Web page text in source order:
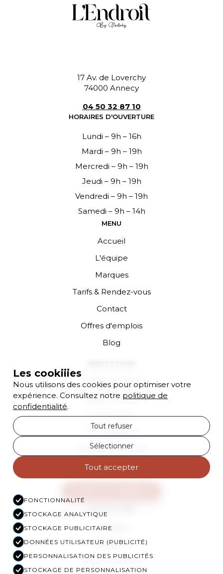
Les cookiiies
Nous utilisons des cookies pour optimiser votre
expérience. Consultez notre politique de
confidentialité.
Tout refuser
Sélectionner
Tout accepter
FONCTIONNALITÉ
STOCKAGE ANALYTIQUE
STOCKAGE PUBLICITAIRE
DONNÉES UTILISATEUR (PUBLICITÉ)
PERSONNALISATION DES PUBLICITÉS
STOCKAGE DE PERSONNALISATION
17 Av. de Loverchy
74000 Annecy
04 50 32 87 10
HORAIRES D'OUVERTURE
Lundi – 9h – 16h
Mardi – 9h – 19h
Mercredi – 9h – 19h
Jeudi – 9h – 19h
Vendredi – 9h – 19h
Samedi – 9h – 14h
MENU
Accueil
L'équipe
Marques
Tarifs & Rendez-vous
Contact
Offres d'emplois
Blog
Coupe Homme
Coupe Femme
Consultation
Coloration Racines
Brushing
Instagram
Facebook
Playlist du Salon